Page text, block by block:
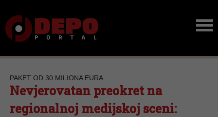
PAKET OD 30 MILIONA EURA
Nevjerovatan preokret na
regionalnoj medijskoj sceni: